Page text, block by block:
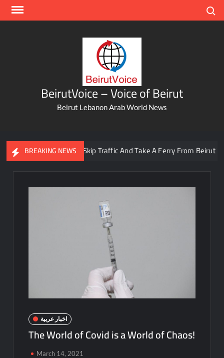
Skip
BeirutVoice – Voice of Beirut
Beirut Lebanon Arab World News
BREAKING NEWS
You Can Now Skip Traffic And Take A Ferry From Beirut To
اخبار عربية
The World of Covid is a World of Chaos!
March 14, 2021